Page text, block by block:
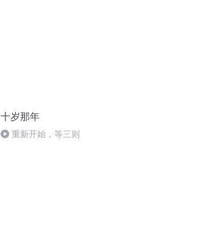
十岁那年
重新开始，等三则